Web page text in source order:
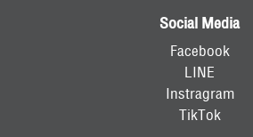
Social Media
Facebook
LINE
Instragram
TikTok